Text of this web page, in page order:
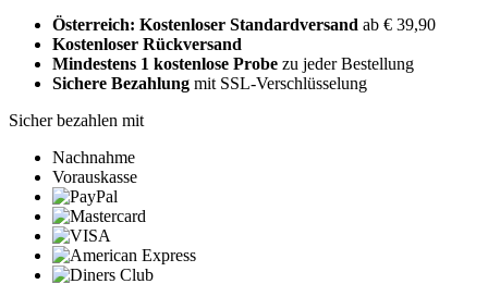
Österreich: Kostenloser Standardversand ab € 39,90
Kostenloser Rückversand
Mindestens 1 kostenlose Probe zu jeder Bestellung
Sichere Bezahlung mit SSL-Verschlüsselung
Sicher bezahlen mit
Nachnahme
Vorauskasse